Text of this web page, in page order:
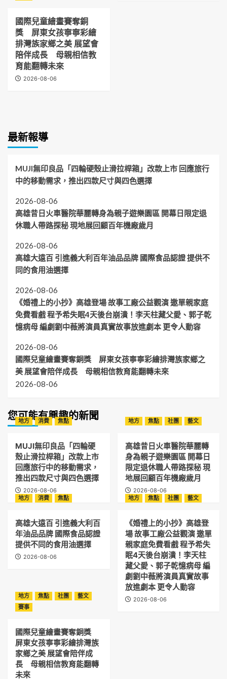
國際兒童繪畫賽奪銅
獎 屏東女孩寧寧彩繪
排灣族家鄉之美 展望會
陪伴成長 母親相信教
育能翻轉未來
2026-08-06
最新報導
MUJI無印良品「四輪硬殼止滑拉桿箱」改款上市 回應旅行
中的移動需求，推出四款尺寸與四色選擇
2026-08-06
高雄昔日火車醫院華麗轉身為親子遊樂園區 開幕日限定退
休職人帶路探秘 現地展回顧百年機廠歲月
2026-08-06
高雄大遠百 引進義大利百年油品品牌 國際食品認證 提供不
同的食用油選擇
2026-08-06
《婚禮上的小抄》高雄登場 故事工廠公益觀演 邀單親家庭
免費看戲 程予希失眠4天後台崩潰！李天柱藏父愛、郭子乾
憶病母 編劇劉中薇將演員真實故事放進劇本 更令人動容
2026-08-06
國際兒童繪畫賽奪銅獎 屏東女孩寧寧彩繪排灣族家鄉之
美 展望會陪伴成長 母親相信教育能翻轉未來
2026-08-06
您可能有興趣的新聞
地方 消費 焦點
MUJI無印良品「四輪硬
殼止滑拉桿箱」改款上市
回應旅行中的移動需求，
推出四款尺寸與四色選擇
2026-08-06
地方 焦點 社團 藝文
高雄昔日火車醫院華麗轉
身為親子遊樂園區 開幕日
限定退休職人帶路探秘 現
地展回顧百年機廠歲月
2026-08-06
地方
消費 焦點
高雄大遠百 引進義大利百
年油品品牌 國際食品認證
提供不同的食用油選擇
2026-08-06
地方 焦點 社團 藝文
《婚禮上的小抄》高雄登
場 故事工廠公益觀演 邀單
親家庭免費看戲 程予希失
眠4天後台崩潰！李天柱
藏父愛、郭子乾憶病母 編
劇劉中薇將演員真實故事
放進劇本 更令人動容
2026-08-06
地方 焦點 社團
藝文
賽事
國際兒童繪畫賽奪銅獎
屏東女孩寧寧彩繪排灣族
家鄉之美 展望會陪伴成
長 母親相信教育能翻轉
未來